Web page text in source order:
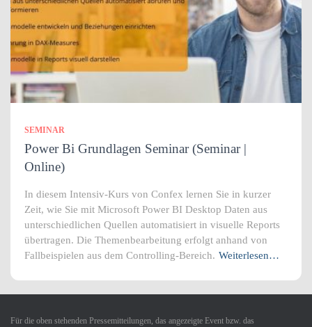
SEMINAR
Power Bi Grundlagen Seminar (Seminar |
Online)
In diesem Intensiv-Kurs von Confex lernen Sie in kurzer
Zeit, wie Sie mit Microsoft Power BI Desktop Daten aus
unterschiedlichen Quellen automatisiert in visuelle Reports
übertragen. Die Themenbearbeitung erfolgt anhand von
Fallbeispielen aus dem Controlling-Bereich. Weiterlesen…
Für die oben stehenden Pressemitteilungen, das angezeigte Event bzw. das